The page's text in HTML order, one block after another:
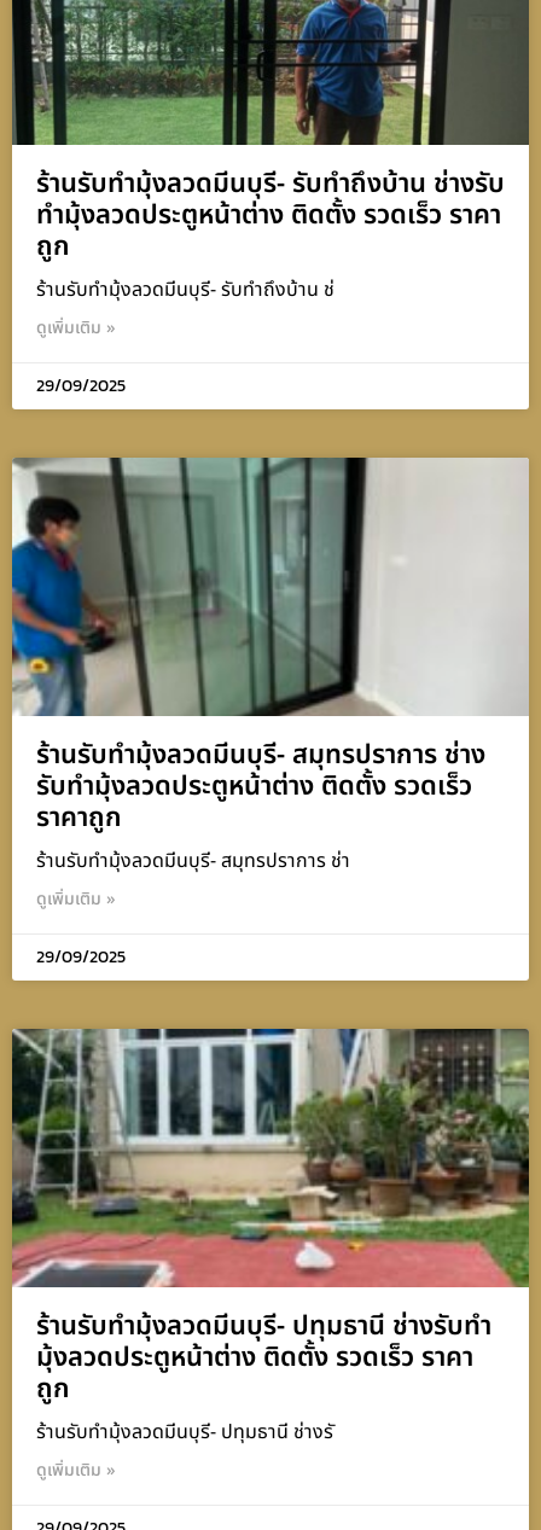
ร้านรับทำมุ้งลวดมีนบุรี- รับทำถึงบ้าน ช่างรับ
ทำมุ้งลวดประตูหน้าต่าง ติดตั้ง รวดเร็ว ราคา
ถูก
ร้านรับทำมุ้งลวดมีนบุรี- รับทำถึงบ้าน ช่
ดูเพิ่มเติม »
29/09/2025
ร้านรับทำมุ้งลวดมีนบุรี- สมุทรปราการ ช่าง
รับทำมุ้งลวดประตูหน้าต่าง ติดตั้ง รวดเร็ว
ราคาถูก
ร้านรับทำมุ้งลวดมีนบุรี- สมุทรปราการ ช่า
ดูเพิ่มเติม »
29/09/2025
ร้านรับทำมุ้งลวดมีนบุรี- ปทุมธานี ช่างรับทำ
มุ้งลวดประตูหน้าต่าง ติดตั้ง รวดเร็ว ราคา
ถูก
ร้านรับทำมุ้งลวดมีนบุรี- ปทุมธานี ช่างรั
ดูเพิ่มเติม »